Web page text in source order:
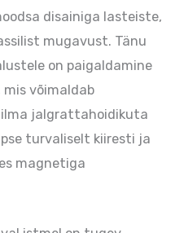
disainiga lasteiste,
mugavust. Tänu
on paigaldamine
võimaldab
jalgrattahoidikuta
turvaliselt kiiresti ja
magnetiga